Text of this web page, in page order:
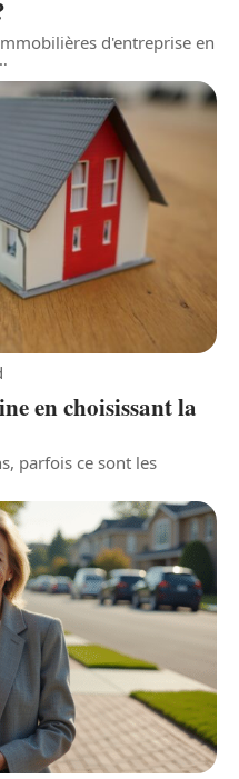
d'entreprise en
en choisissant la
parfois ce sont les